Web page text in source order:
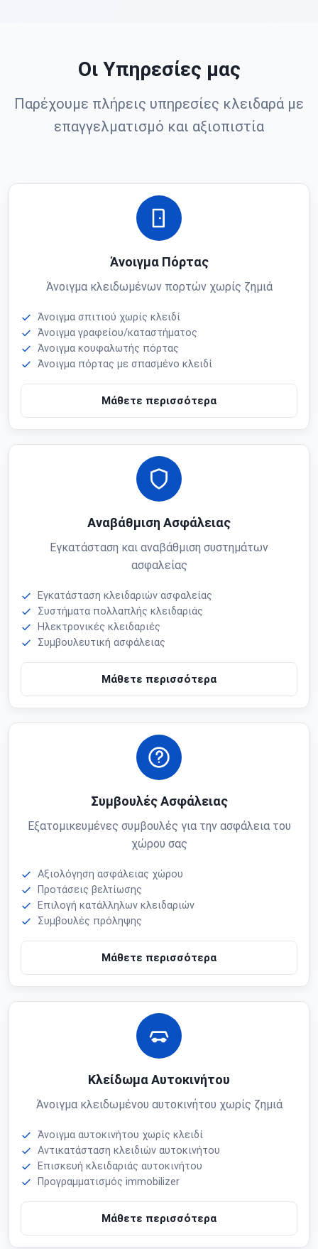
Οι Υπηρεσίες μας
Παρέχουμε πλήρεις υπηρεσίες κλειδαρά με
επαγγελματισμό και αξιοπιστία
Άνοιγμα Πόρτας
Άνοιγμα κλειδωμένων πορτών χωρίς ζημιά
Άνοιγμα σπιτιού χωρίς κλειδί
Άνοιγμα γραφείου/καταστήματος
Άνοιγμα κουφαλωτής πόρτας
Άνοιγμα πόρτας με σπασμένο κλειδί
Μάθετε περισσότερα
Αναβάθμιση Ασφάλειας
Εγκατάσταση και αναβάθμιση συστημάτων
ασφαλείας
Εγκατάσταση κλειδαριών ασφαλείας
Συστήματα πολλαπλής κλειδαριάς
Ηλεκτρονικές κλειδαριές
Συμβουλευτική ασφάλειας
Μάθετε περισσότερα
Συμβουλές Ασφάλειας
Εξατομικευμένες συμβουλές για την ασφάλεια του
χώρου σας
Αξιολόγηση ασφάλειας χώρου
Προτάσεις βελτίωσης
Επιλογή κατάλληλων κλειδαριών
Συμβουλές πρόληψης
Μάθετε περισσότερα
Κλείδωμα Αυτοκινήτου
Άνοιγμα κλειδωμένου αυτοκινήτου χωρίς ζημιά
Άνοιγμα αυτοκινήτου χωρίς κλειδί
Αντικατάσταση κλειδιών αυτοκινήτου
Επισκευή κλειδαριάς αυτοκινήτου
Προγραμματισμός immobilizer
Μάθετε περισσότερα